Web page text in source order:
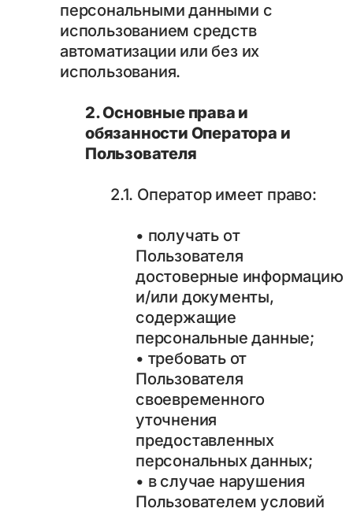
персональными данными с
использованием средств
автоматизации или без их
использования.
2. Основные права и
обязанности Оператора и
Пользователя
2.1. Оператор имеет право:
• получать от
Пользователя
достоверные информацию
и/или документы,
содержащие
персональные данные;
• требовать от
Пользователя
своевременного
уточнения
предоставленных
персональных данных;
• в случае нарушения
Пользователем условий